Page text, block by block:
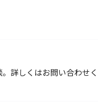
詳しくはお問い合わせく